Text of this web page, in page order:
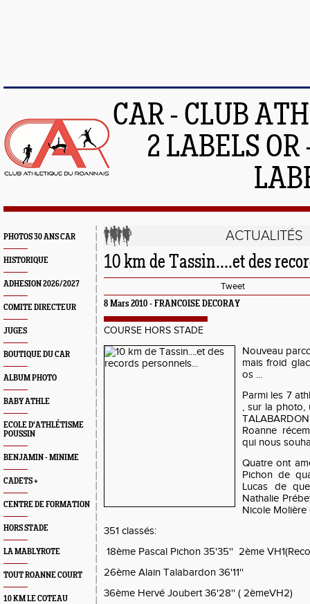
CAR - CLUB
2 LABELS
PHOTOS 30 ANS CAR
HISTORIQUE
ADHESION 2026/2027
COMITE DIRECTEUR
JUGES
BOUTIQUE DU CAR
ALBUM PHOTO
BABY ATHLE
ECOLE D'ATHLÉTISME
POUSSIN
BENJAMIN - MINIME
CADETS +
CENTRE DE FORMATION
HORS STADE
LA MABLYROTE
TOUT ROANNE COURT
10 KM LE COTEAU
ACTUALITÉS
10 km de Tassin....et des
Tweet
8 Mars 2010 - FRANCOISE DECORAY
COURSE HORS STADE
Nouveau
mais froid
os ...
Parmi les 7
, sur la photo,
Roanne
qui nous
Quatre ont
Pichon de
Lucas de
Nathalie
Nicole Molière
351 classés:
18ème Pascal Pichon 35'35'' 2ème
26ème Alain Talabardon 36'11''
36ème Hervé Joubert 36'28'' ( 2èmeVH2)